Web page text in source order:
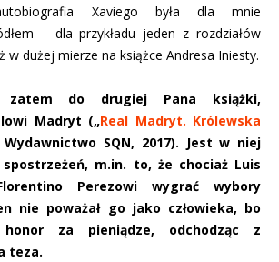
Xaviego była dla mnie
– dla przykładu jeden z rozdziałów
w dużej mierze na książce Andresa Iniesty.
zatem do drugiej Pana książki,
Madryt („Real Madryt. Królewska
Wydawnictwo SQN, 2017). Jest w niej
m.in. to, że chociaż Luis
Perezowi wygrać wybory
nie poważał go jako człowieka, bo
honor za pieniądze, odchodząc z
teza.